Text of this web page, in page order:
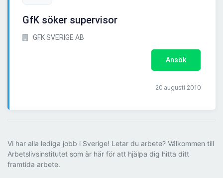
GfK söker supervisor
GFK SVERIGE AB
Ansök
20 augusti 2010
Vi har alla lediga jobb i Sverige! Letar du arbete? Välkommen till
Arbetslivsinstitutet som är här för att hjälpa dig hitta ditt
framtida arbete.